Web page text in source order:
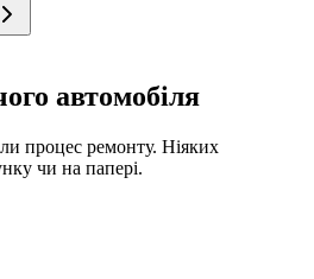
автомобіля
процес ремонту. Ніяких
чи на папері.